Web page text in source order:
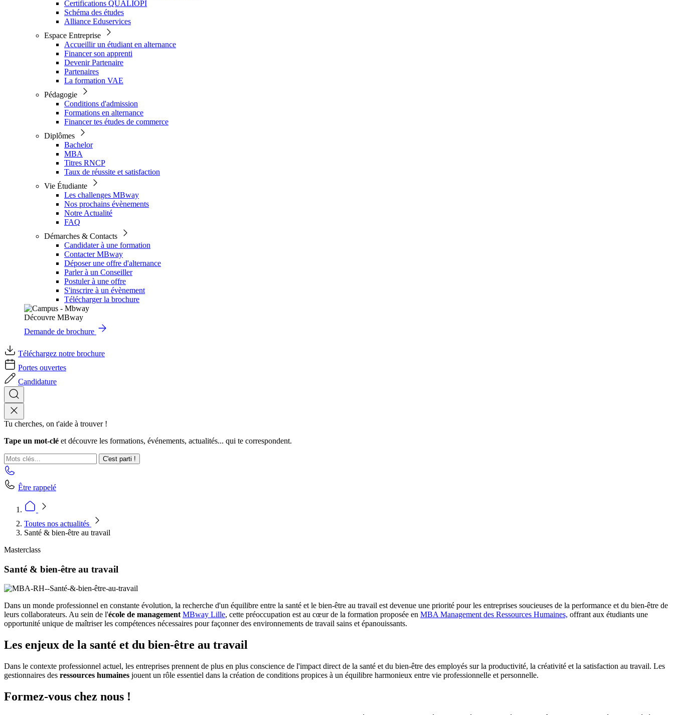
Certifications QUALIOPI
Schéma des études
Alliance Eduservices
Espace Entreprise
Accueillir un étudiant en alternance
Financer son apprenti
Devenir Partenaire
Partenaires
La formation VAE
Pédagogie
Conditions d'admission
Formations en alternance
Financer tes études de commerce
Diplômes
Bachelor
MBA
Titres RNCP
Taux de réussite et satisfaction
Vie Étudiante
Les challenges MBway
Nos prochains évènements
Notre Actualité
FAQ
Démarches & Contacts
Candidater à une formation
Contacter MBway
Déposer une offre d'alternance
Parler à un Conseiller
Postuler à une offre
S'inscrire à un évènement
Télécharger la brochure
Découvre MBway
Demande de brochure
Téléchargez notre brochure
Portes ouvertes
Candidature
Tu cherches, on t'aide à trouver !
Tape un mot-clé et découvre les formations, événements, actualités... qui te correspondent.
C'est parti !
Être rappelé
Toutes nos actualités
Santé & bien-être au travail
Masterclass
Santé & bien-être au travail
Dans un monde professionnel en constante évolution, la recherche d'un équilibre entre la santé et le bien-être au travail est devenue une priorité pour les entreprises soucieuses de la performance et du bien-être de
leurs collaborateurs. Au sein de l'école de management MBway Lille, cette préoccupation est au cœur de la formation proposée en MBA Management des Ressources Humaines, offrant aux étudiants une
opportunité unique de maîtriser les compétences nécessaires pour façonner des environnements de travail sains et épanouissants.
Les enjeux de la santé et du bien-être au travail
Dans le contexte professionnel actuel, les entreprises prennent de plus en plus conscience de l'impact direct de la santé et du bien-être des employés sur la productivité, la créativité et la satisfaction au travail. Les
gestionnaires des ressources humaines jouent un rôle essentiel dans la création de conditions propices à un équilibre harmonieux entre vie professionnelle et personnelle.
Formez-vous chez nous !